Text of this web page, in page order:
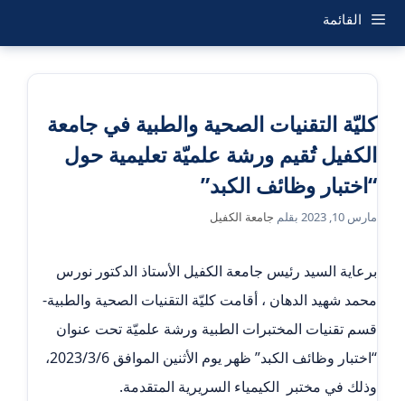
القائمة
كليّة التقنيات الصحية والطبية في جامعة
الكفيل تُقيم ورشة علميّة تعليمية حول
“اختبار وظائف الكبد”
مارس 10, 2023 بقلم جامعة الكفيل
برعاية السيد رئيس جامعة الكفيل الأستاذ الدكتور نورس
محمد شهيد الدهان ، أقامت كليّة التقنيات الصحية والطبية-
قسم تقنيات المختبرات الطبية ورشة علميّة تحت عنوان
“اختبار وظائف الكبد” ظهر يوم الأثنين الموافق 2023/3/6،
وذلك في مختبر الكيمياء السريرية المتقدمة.